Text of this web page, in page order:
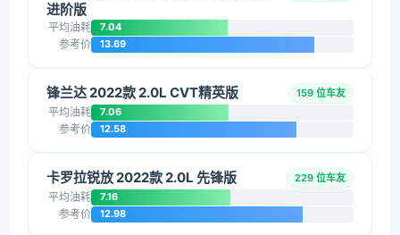
进阶版
平均油耗 7.04
参考价 13.69
锋兰达 2022款 2.0L CVT精英版 159 位车友
平均油耗 7.06
参考价 12.58
卡罗拉锐放 2022款 2.0L 先锋版 229 位车友
平均油耗 7.16
参考价 12.98